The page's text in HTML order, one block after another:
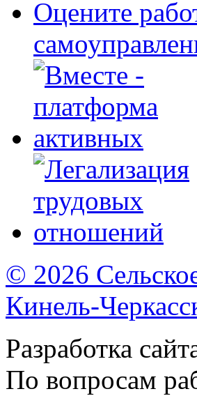
Оцените
© 2026
Кинель-
Разработка
По вопросам